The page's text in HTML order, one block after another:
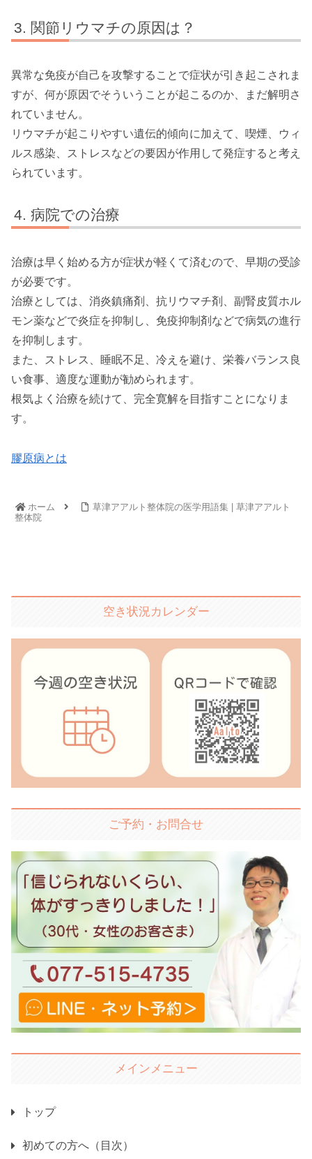
関節リウマチの原因は？
異常な免疫が自己を攻撃することで症状が引き起こされま
すが、何が原因でそういうことが起こるのか、まだ解明さ
れていません。
リウマチが起こりやすい遺伝的傾向に加えて、喫煙、ウィ
ルス感染、ストレスなどの要因が作用して発症すると考え
られています。
病院での治療
治療は早く始める方が症状が軽くて済むので、早期の受診
が必要です。
治療としては、消炎鎮痛剤、抗リウマチ剤、副腎皮質ホル
モン薬などで炎症を抑制し、免疫抑制剤などで病気の進行
を抑制します。
また、ストレス、睡眠不足、冷えを避け、栄養バランス良
い食事、適度な運動が勧められます。
根気よく治療を続けて、完全寛解を目指すことになりま
す。
膠原病とは
ホーム
草津アアルト整体院の医学用語集 | 草津アアルト
整体院
空き状況カレンダー
ご予約・お問合せ
メインメニュー
トップ
初めての方へ（目次）